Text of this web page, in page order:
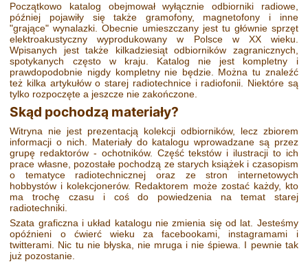
Początkowo katalog obejmował wyłącznie odbiorniki radiowe,
później pojawiły się także gramofony, magnetofony i inne
"grające" wynalazki. Obecnie umieszczany jest tu głównie sprzęt
elektroakustyczny wyprodukowany w Polsce w XX wieku.
Wpisanych jest także kilkadziesiąt odbiorników zagranicznych,
spotykanych często w kraju. Katalog nie jest kompletny i
prawdopodobnie nigdy kompletny nie będzie. Można tu znaleźć
też kilka artykułów o starej radiotechnice i radiofonii. Niektóre są
tylko rozpoczęte a jeszcze nie zakończone.
Skąd pochodzą materiały?
Witryna nie jest prezentacją kolekcji odbiorników, lecz zbiorem
informacji o nich. Materiały do katalogu wprowadzane są przez
grupę redaktorów - ochotników. Część tekstów i ilustracji to ich
prace własne, pozostałe pochodzą ze starych książek i czasopism
o tematyce radiotechnicznej oraz ze stron internetowych
hobbystów i kolekcjonerów. Redaktorem może zostać każdy, kto
ma trochę czasu i coś do powiedzenia na temat starej
radiotechniki.
Szata graficzna i układ katalogu nie zmienia się od lat. Jesteśmy
opóźnieni o ćwierć wieku za facebookami, instagramami i
twitterami. Nic tu nie błyska, nie mruga i nie śpiewa. I pewnie tak
już pozostanie.